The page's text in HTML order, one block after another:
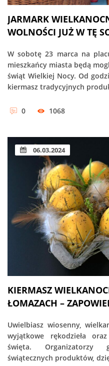
JARMARK
WOLNOŚCI JUŻ W TĘ
W sobotę 23 marca na
mieszkańcy miasta będą
świąt Wielkiej Nocy. Od
kiermasz tradycyjnych
0 1068
06.03.2024
KIERMASZ
ŁOMAZACH –
Uwielbiasz wiosenny,
wyjątkowe rękodzieła
święta. Organizatorzy
świątecznych produktów,